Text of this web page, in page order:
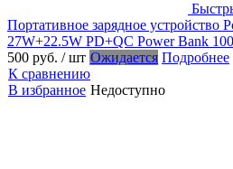
Портативное зарядное устройство
27W+22.5W PD+QC Power Bank
500 руб. / шт Ожидается Подробнее
К сравнению
В избранное Недоступно